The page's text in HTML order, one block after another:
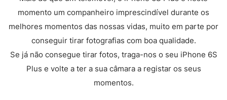
momento um companheiro imprescindível durante os
melhores momentos das nossas vidas, muito em parte por
conseguir tirar fotografias com boa qualidade.
Se já não consegue tirar fotos, traga-nos o seu iPhone 6S
Plus e volte a ter a sua câmara a registar os seus
momentos.